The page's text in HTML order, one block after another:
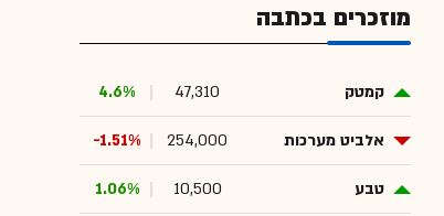
מוזכרים בכתבה
קמטק 47,310
4.6%
אלביט מערכות 254,000
-1.51%
טבע 10,500
1.06%